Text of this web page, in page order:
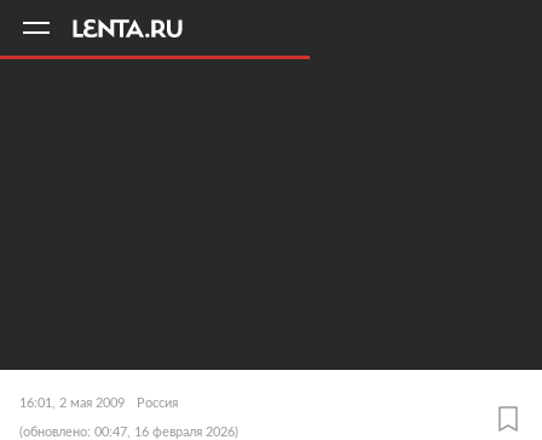
16:01, 2 мая 2009 Россия
(обновлено: 00:47, 16 февраля 2026)